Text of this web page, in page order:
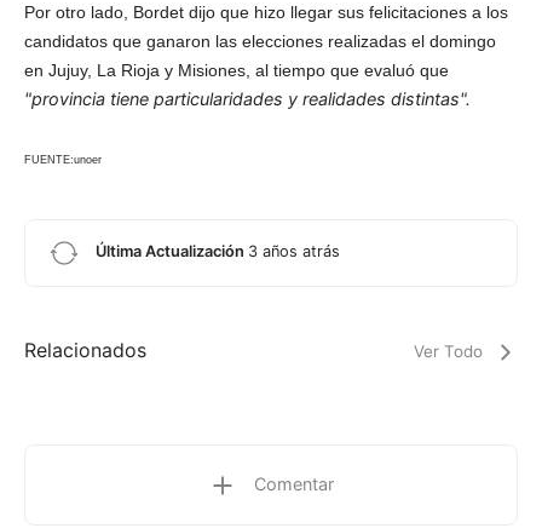
Por otro lado, Bordet dijo que hizo llegar sus felicitaciones a los
candidatos que ganaron las elecciones realizadas el domingo
en Jujuy, La Rioja y Misiones, al tiempo que evaluó que
"provincia tiene particularidades y realidades distintas".
FUENTE:unoer
Última Actualización 3 años atrás
Relacionados Ver Todo
Comentar